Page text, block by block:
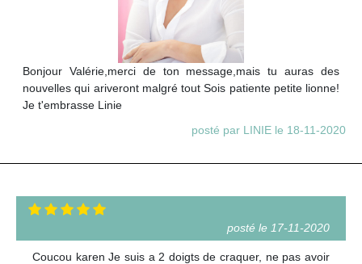
Bonjour Valérie,merci de ton message,mais tu auras des
nouvelles qui ariveront malgré tout Sois patiente petite lionne!
Je t'embrasse Linie
posté par LINIE le 18-11-2020
posté le 17-11-2020
Coucou karen Je suis a 2 doigts de craquer, ne pas avoir